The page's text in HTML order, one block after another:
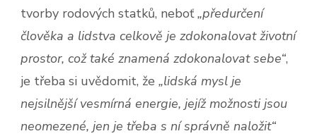
tvorby rodových statků, neboť„předurčení
člověka a lidstva celkově je zdokonalovat životní
prostor, což také znamená zdokonalovat sebe“,
je třeba si uvědomit, že „lidská mysl je
nejsilnější vesmírná energie, jejíž možnosti jsou
neomezené, jen je třeba s ní správně naložit“